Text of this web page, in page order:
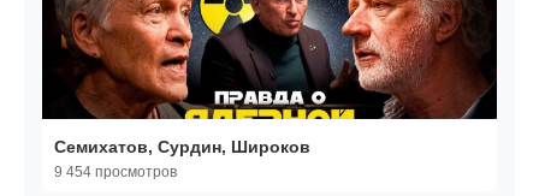
Семихатов, Сурдин, Широков
9 454 просмотров